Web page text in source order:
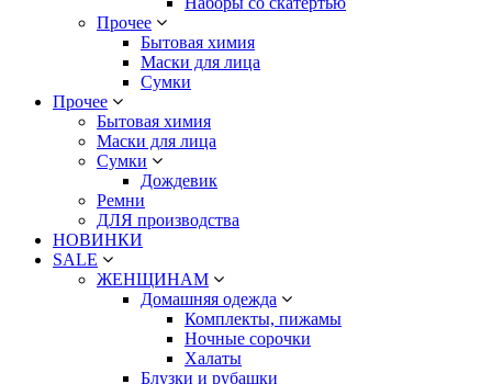
Прочее
Бытовая химия
Маски для лица
Сумки
Прочее
Бытовая химия
Маски для лица
Сумки
Дождевик
Ремни
ДЛЯ производства
НОВИНКИ
SALE
ЖЕНЩИНАМ
Домашняя одежда
Комплекты, пижамы
Ночные сорочки
Халаты
Блузки и рубашки